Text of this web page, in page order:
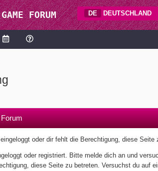
FORUM DE DEUTSCHLAND
oder dir fehlt die Berechtigung, diese
oder registriert. Bitte melde dich an und
diese Seite zu betreten. Versuchst du auf